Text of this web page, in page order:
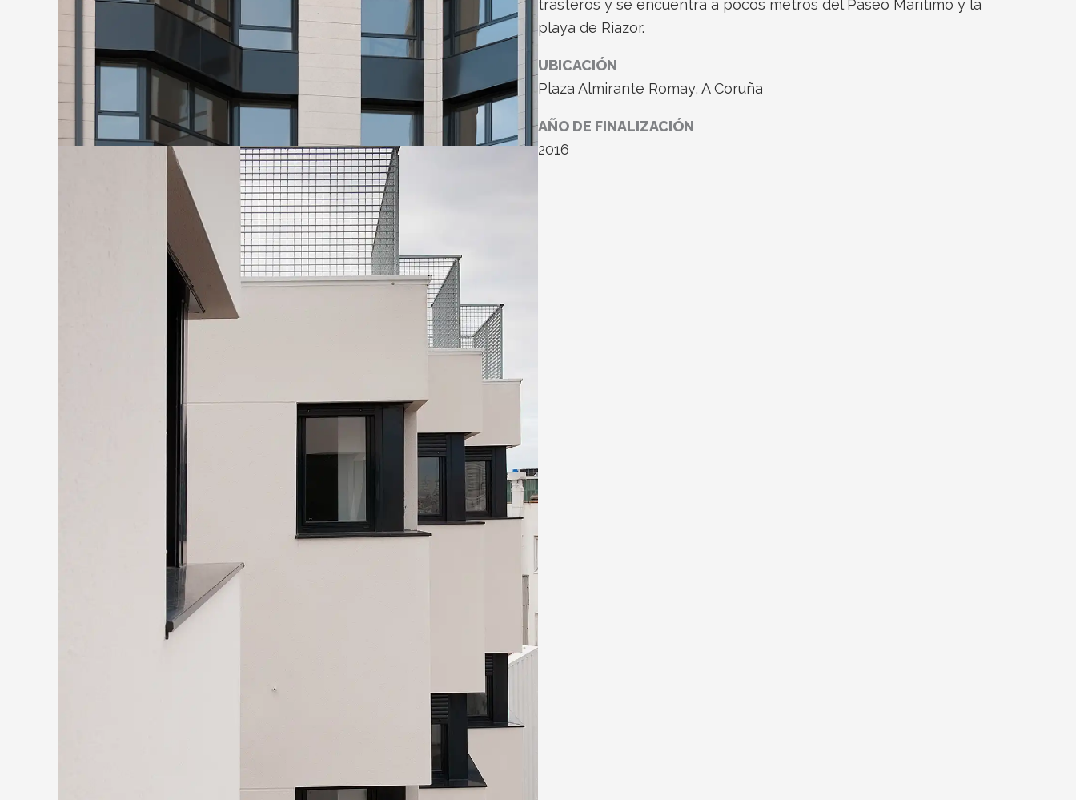
trasteros y se encuentra a pocos metros del Paseo Marítimo y la
playa de Riazor.
UBICACIÓN
Plaza Almirante Romay, A Coruña
AÑO DE FINALIZACIÓN
2016